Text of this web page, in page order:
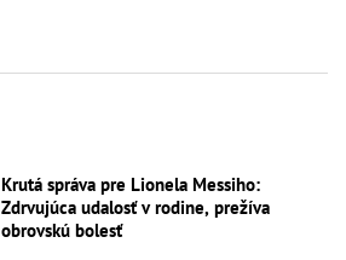
Krutá správa pre Lionela Messiho:
Zdrvujúca udalosť v rodine, prežíva
obrovskú bolesť